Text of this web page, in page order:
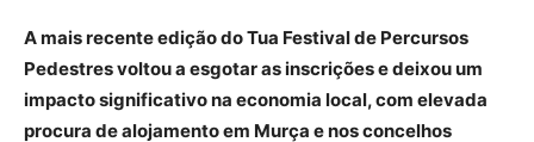
A mais recente edição do Tua Festival de Percursos
Pedestres voltou a esgotar as inscrições e deixou um
impacto significativo na economia local, com elevada
procura de alojamento em Murça e nos concelhos